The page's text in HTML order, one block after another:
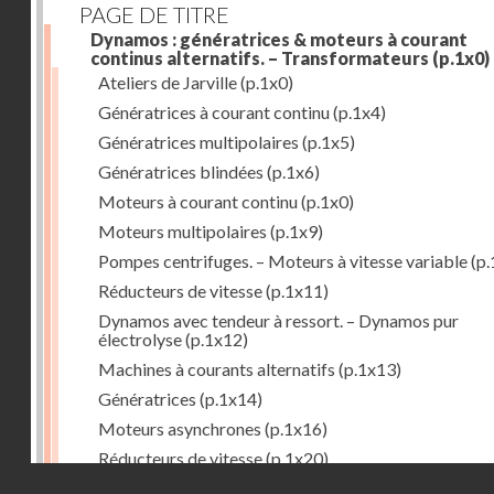
PAGE DE TITRE
Dynamos : génératrices & moteurs à courant
continus alternatifs. – Transformateurs (p.1x0)
Ateliers de Jarville(p.1x0)
Génératrices à courant continu(p.1x4)
Génératrices multipolaires (p.1x5)
Génératrices blindées (p.1x6)
Moteurs à courant continu(p.1x0)
Moteurs multipolaires (p.1x9)
Pompes centrifuges. – Moteurs à vitesse variable
Réducteurs de vitesse(p.1x11)
Dynamos avec tendeur à ressort. – Dynamos pur
électrolyse(p.1x12)
Machines à courants alternatifs (p.1x13)
Génératrices (p.1x14)
Moteurs asynchrones (p.1x16)
Réducteurs de vitesse(p.1x20)